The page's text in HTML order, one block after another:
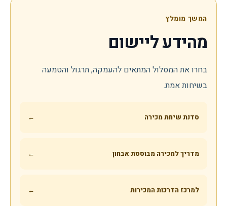
המשך מומלץ
מהידע ליישום
בחרו את המסלול המתאים להעמקה, תרגול והטמעה
בשיחות אמת.
סדנת שיחת מכירה ←
מדריך למכירה מבוססת אבחון ←
למרכז הדרכות המכירות ←